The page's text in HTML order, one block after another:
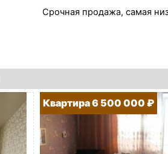
Срочная продажа, самая
Квартира 6 500 000 ₽